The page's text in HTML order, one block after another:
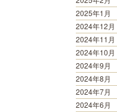
2025年1月
2024年12月
2024年11月
2024年10月
2024年9月
2024年8月
2024年7月
2024年6月